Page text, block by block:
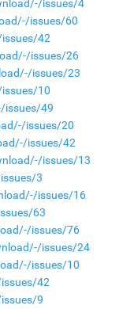
issues/4
issues/60
42
issues/26
issues/23
10
issues/49
issues/20
issues/42
issues/13
3
issues/16
63
issues/76
issues/24
issues/10
42
9